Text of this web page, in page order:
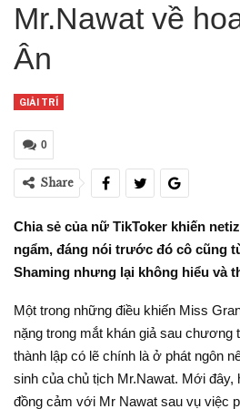
Mr.Nawat về
Ân
GIẢI TRÍ
0
Share
Chia sẻ của nữ TikToker khiến
ngẩm, đáng nói trước đó cô cũng
Shaming nhưng lại không hiểu và
Một trong những điều khiến Miss
nặng trong mắt khán giả sau chương
thành lập có lẽ chính là ở phát ngôn
sinh của chủ tịch Mr.Nawat. Mới
đồng cảm với Mr Nawat sau vụ việc